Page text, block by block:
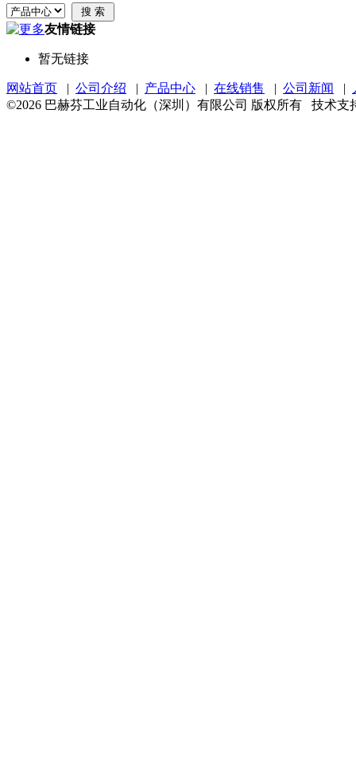
友情链接
暂无链接
网站首页 | 公司介绍 | 产品中心 | 在线销售 | 公司新闻 |
©2026 巴赫芬工业自动化（深圳）有限公司 版权所有 技术支